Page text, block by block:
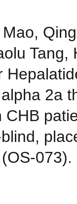
2a
CHB
073).